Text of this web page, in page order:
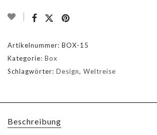
Artikelnummer: BOX-15
Kategorie: Box
Schlagwörter: Design, Weltreise
Beschreibung